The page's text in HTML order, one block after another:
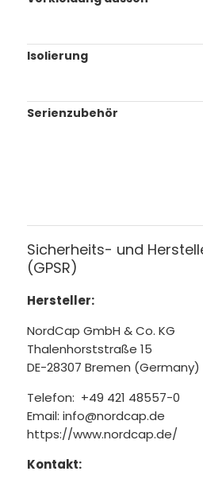
Isolierung
Serienzubehör
Sicherheits- und
(GPSR)
Hersteller:
NordCap GmbH & Co. KG
Thalenhorststraße 15
DE-28307 Bremen (Germany)
Telefon: +49 421 48557-0
Email: info@nordcap.de
https://www.nordcap.de/
Kontakt: